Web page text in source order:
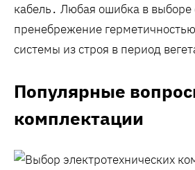
кабель․ Любая ошибка в выборе
пренебрежение
системы из строя в период
Популярные
комплектации